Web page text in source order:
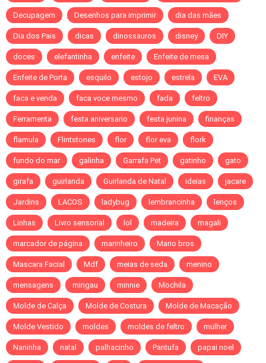
Decupagem Desenhos para imprimir dia das mães
Dia dos Pais dicas dinossauros disney DIY
doces elefantinha enfeite Enfeite de mesa
Enfeite de Porta esquilo estojo estrela EVA
faca e venda faca voce mesmo fada feltro
Ferramenta festa aniversario festa junina finanças
flamula Flintstones flor flor eva flork
fundo do mar galinha Garrafa Pet gatinho gato
girafa guirlanda Guirlanda de Natal ideias jacare
Jardins LACOS ladybug lembrancinha lenços
Linhas Livro sensorial lol madeira magali
marcador de página marinheiro Mario bros
Mascara Facial Mdf meias de seda menino
mensagens mingau minnie Mochila
Molde de Calça Molde de Costura Molde de Macação
Molde Vestido moldes moldes de feltro mulher
Naninha natal palhacinho Pantufa papai noel